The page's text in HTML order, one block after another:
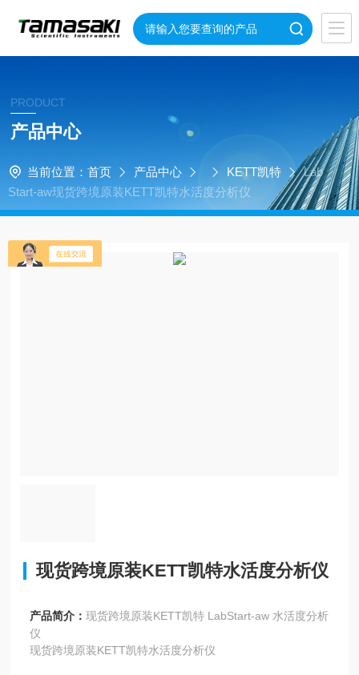
PRODUCT
产品中心
当前位置： 首页 产品中心 KETT凯特
Lab
Start-aw现货跨境原装KETT凯特水活度分析仪
现货跨境原装KETT凯特水活度分析仪
产品简介：现货跨境原装KETT凯特 LabStart-aw 水活度分析
仪
现货跨境原装KETT凯特水活度分析仪